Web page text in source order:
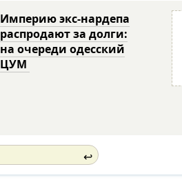
Империю экс-нардепа
распродают за долги:
на очереди одесский
ЦУМ
↩